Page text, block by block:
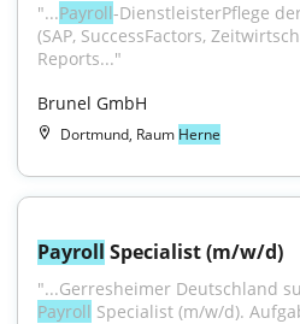
"...Payroll-DienstleisterPflege
(SAP, SuccessFactors,
Reports..."
Brunel GmbH
Dortmund, Raum Herne
Payroll Specialist (m/w/d)
Payroll Specialist (m/w/d).